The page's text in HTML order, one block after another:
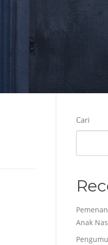
Cari
Anak